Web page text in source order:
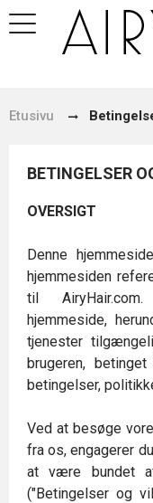
Etusivu
BETINGELSER
OVERSIGT
Denne
hjemmesiden
til
hjemmeside,
tjenester
brugeren,
betingelser,
Ved at besøge
fra os, engagerer
at være bundet
("Betingelser og